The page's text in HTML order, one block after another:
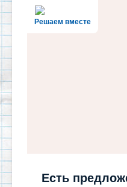
Решаем вместе
Есть